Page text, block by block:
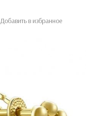
Добавить в избранное